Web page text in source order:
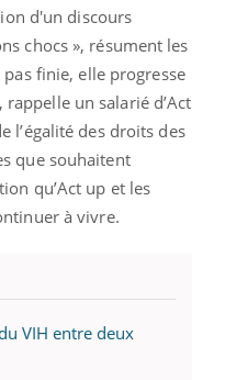
d'un discours
chocs », résument les
pas finie, elle progresse
un salarié d’Act
l’égalité des droits des
que souhaitent
qu’Act up et les
à vivre.
VIH entre deux